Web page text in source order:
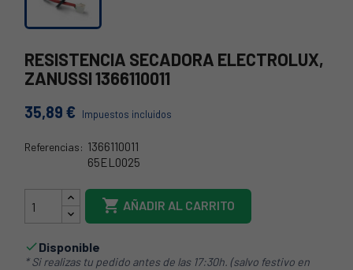
RESISTENCIA SECADORA ELECTROLUX,
ZANUSSI 1366110011
35,89 € Impuestos incluidos
Referencias: 1366110011
65EL0025
 AÑADIR AL CARRITO
Disponible
* Si realizas tu pedido antes de las 17:30h. (salvo festivo en